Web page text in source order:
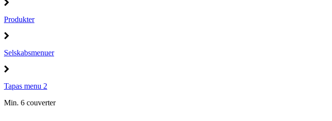
Produkter
Selskabsmenuer
Tapas menu 2
Min. 6 couverter